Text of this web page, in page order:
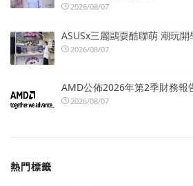
2026/08/07
ASUSx三麗鷗耍酷聯萌 潮玩開
2026/08/07
AMD公佈2026年第2季財務報
2026/08/07
熱門標籤